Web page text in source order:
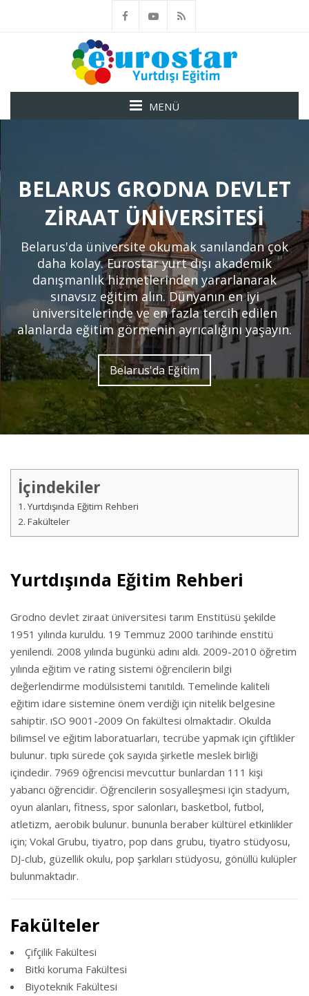
MENÜ
BELARUS GRODNA DEVLET
ZIRAAT ÜNIVERSITESI
Belarus'da üniversite okumak sanılandan çok
daha kolay. Eurostar yurt dışı akademik
danışmanlık hizmetlerinden yararlanarak
sınavsız eğitim alın. Dünyanın en iyi
üniversitelerinde ve en fazla tercih edilen
alanlarda eğitim görmenin ayrıcalığını yaşayın.
Belarus'da Eğitim
İçindekiler
Yurtdışında Eğitim Rehberi
Fakülteler
Yurtdışında Eğitim Rehberi
Grodno devlet ziraat üniversitesi tarım Enstitüsü şekilde
1951 yılında kuruldu. 19 Temmuz 2000 tarihinde enstitü
yenilendi. 2008 yılında bugünkü adını aldı. 2009-2010 öğretim
yılında eğitim ve rating sistemi öğrencilerin bilgi
değerlendirme modülsistemi tanıtıldı. Temelinde kaliteli
eğitim idare sistemine önem verdiği için nitelik belgesine
sahiptir. ıSO 9001-2009 On fakültesi olmaktadır. Okulda
bilimsel ve eğitim laboratuarları, tecrübe yapmak için çiftlikler
bulunur. tıpkı sürede çok sayıda şirketle meslek birliği
içindedir. 7969 öğrencisi mevcuttur bunlardan 111 kişi
yabancı öğrencidir. Öğrencilerin sosyalleşmesi için stadyum,
oyun alanları, fitness, spor salonları, basketbol, futbol,
atletizm, aerobik bulunur. bununla beraber kültürel etkinlikler
için; Vokal Grubu, tiyatro, pop dans grubu, tiyatro stüdyosu,
DJ-club, güzellik okulu, pop şarkıları stüdyosu, gönüllü kulüpler
bulunmaktadır.
Fakülteler
Çifçilik Fakültesi
Bitki koruma Fakültesi
Biyoteknik Fakültesi